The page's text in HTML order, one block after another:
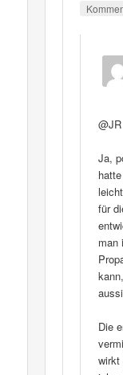
@JR
Ja,
für
man
Die
wirkt